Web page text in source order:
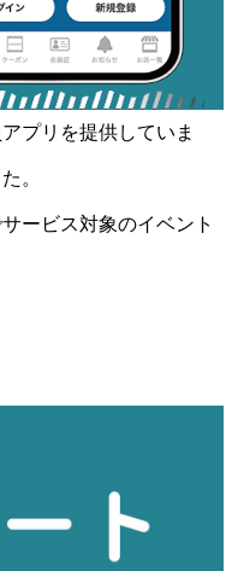
プリを提供していま
。
ービス対象のイベント